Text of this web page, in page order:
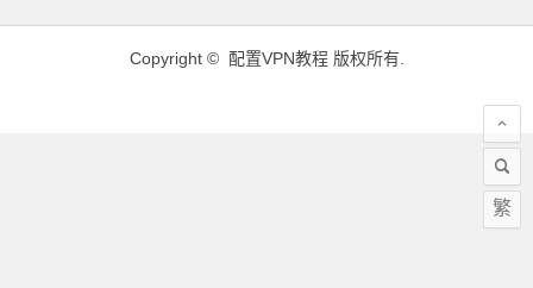
Copyright © 配置VPN教程版权所有.
繁